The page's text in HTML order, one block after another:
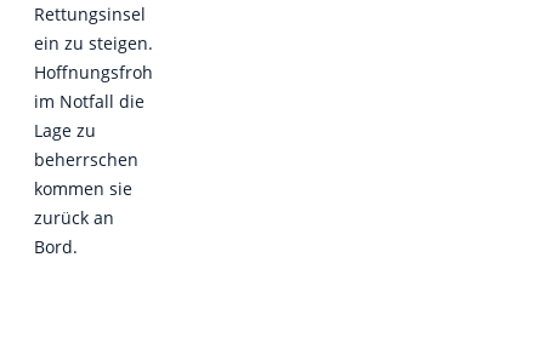
Rettungsinsel
ein zu steigen.
Hoffnungsfroh
im Notfall die
Lage zu
beherrschen
kommen sie
zurück an
Bord.